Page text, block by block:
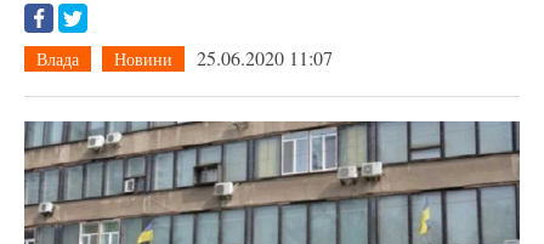
Влада Новини 25.06.2020 11:07